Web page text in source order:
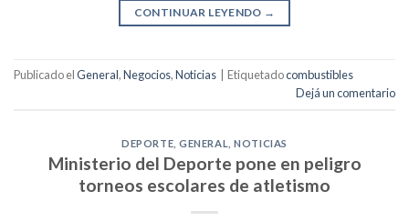
CONTINUAR LEYENDO →
Publicado elGeneral,Negocios,Noticias Etiquetadocombustibles
Dejá un comentario
DEPORTE ,GENERAL ,NOTICIAS
Ministerio del Deporte pone en peligro
torneos escolares de atletismo